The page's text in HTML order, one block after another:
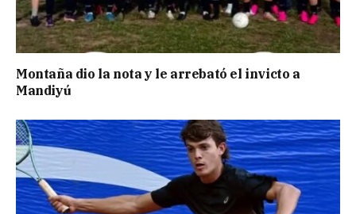
Montaña dio la nota y le arrebató el invicto a
Mandiyú